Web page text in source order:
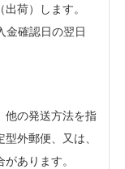
荷）します。
金確認日の翌日
他の発送方法を指
外郵便、又は、
あります。